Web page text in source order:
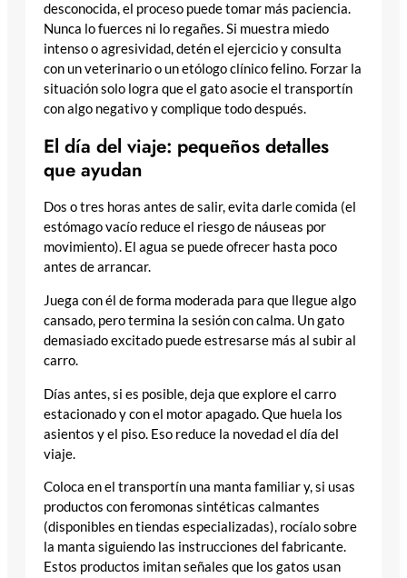
desconocida, el proceso puede tomar más paciencia.
Nunca lo fuerces ni lo regañes. Si muestra miedo
intenso o agresividad, detén el ejercicio y consulta
con un veterinario o un etólogo clínico felino. Forzar la
situación solo logra que el gato asocie el transportín
con algo negativo y complique todo después.
El día del viaje: pequeños detalles
que ayudan
Dos o tres horas antes de salir, evita darle comida (el
estómago vacío reduce el riesgo de náuseas por
movimiento). El agua se puede ofrecer hasta poco
antes de arrancar.
Juega con él de forma moderada para que llegue algo
cansado, pero termina la sesión con calma. Un gato
demasiado excitado puede estresarse más al subir al
carro.
Días antes, si es posible, deja que explore el carro
estacionado y con el motor apagado. Que huela los
asientos y el piso. Eso reduce la novedad el día del
viaje.
Coloca en el transportín una manta familiar y, si usas
productos con feromonas sintéticas calmantes
(disponibles en tiendas especializadas), rocíalo sobre
la manta siguiendo las instrucciones del fabricante.
Estos productos imitan señales que los gatos usan